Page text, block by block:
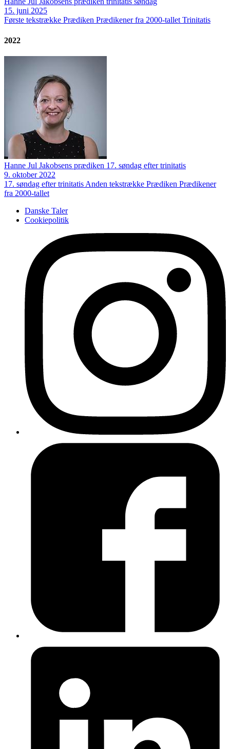
15. juni 2025
Første tekstrække Prædiken Prædikener fra 2000-tallet Trinitatis
2022
Hanne Jul Jakobsens prædiken 17. søndag efter trinitatis
9. oktober 2022
17. søndag efter trinitatis Anden tekstrække Prædiken Prædikener
fra 2000-tallet
Danske Taler
Cookiepolitik